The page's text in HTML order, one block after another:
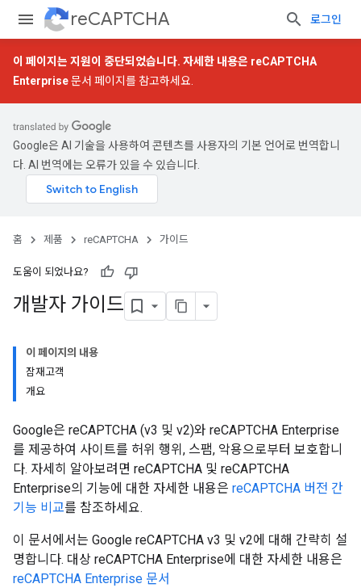
reCAPTCHA 로그인
이 페이지는 지원이 중단되었습니다. 자세한 내용은 reCAPTCHA
Enterprise문서 페이지를 참고하세요.
Google은 AI 기술을 사용하여 콘텐츠를 사용자의 기본 언어로 번역합니
다. AI 번역에는 오류가 있을 수 있습니다.
홈 제품 reCAPTCHA 가이드
도움이 되었나요?
개발자 가이드
이 페이지의 내용
잠재고객
개요
Google은 reCAPTCHA (v3 및 v2)와 reCAPTCHA Enterprise
를 제공하여 사이트를 허위 행위, 스팸, 악용으로부터 보호합니
다. 자세히 알아보려면 reCAPTCHA 및 reCAPTCHA
Enterprise의 기능에 대한 자세한 내용은 reCAPTCHA 버전 간
기능 비교를 참조하세요.
이 문서에서는 Google reCAPTCHA v3 및 v2에 대해 간략히 설
명합니다. 대상 reCAPTCHA Enterprise에 대한 자세한 내용은
reCAPTCHA Enterprise 문서